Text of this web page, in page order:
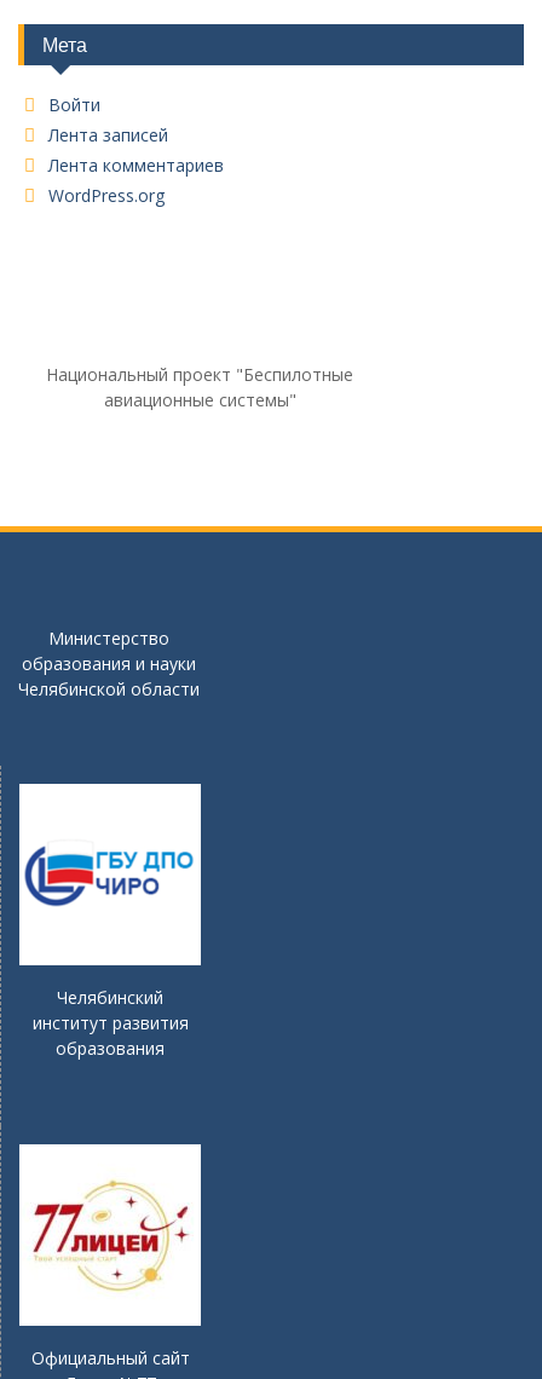
Мета
Войти
Лента записей
Лента комментариев
WordPress.org
Национальный проект "Беспилотные
авиационные системы"
Министерство
образования и науки
Челябинской области
Челябинский
институт развития
образования
Официальный сайт